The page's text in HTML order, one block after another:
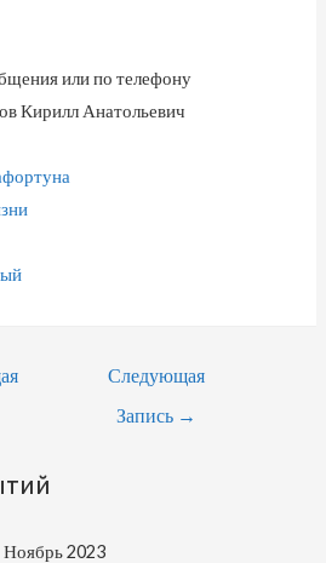
или по телефону
Кирилл Анатольевич
Следующая
Запись →
Ноябрь 2023